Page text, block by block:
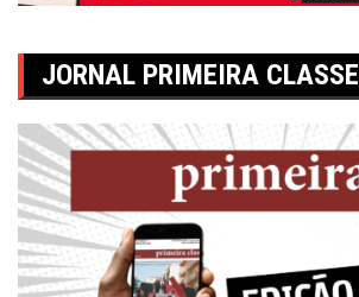
JORNAL PRIMEIRA CLASSE